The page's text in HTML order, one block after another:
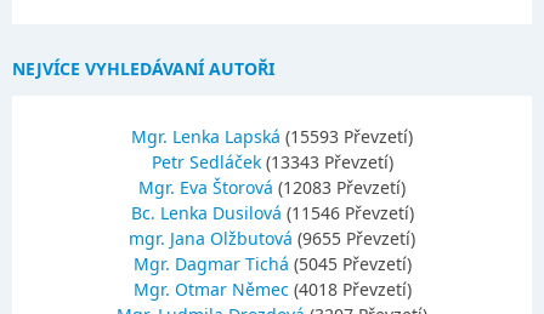
NEJVÍCE VYHLEDÁVANÍ AUTOŘI
Mgr. Lenka Lapská (15593 Převzetí)
Petr Sedláček (13343 Převzetí)
Mgr. Eva Štorová (12083 Převzetí)
Bc. Lenka Dusilová (11546 Převzetí)
mgr. Jana Olžbutová (9655 Převzetí)
Mgr. Dagmar Tichá (5045 Převzetí)
Mgr. Otmar Němec (4018 Převzetí)